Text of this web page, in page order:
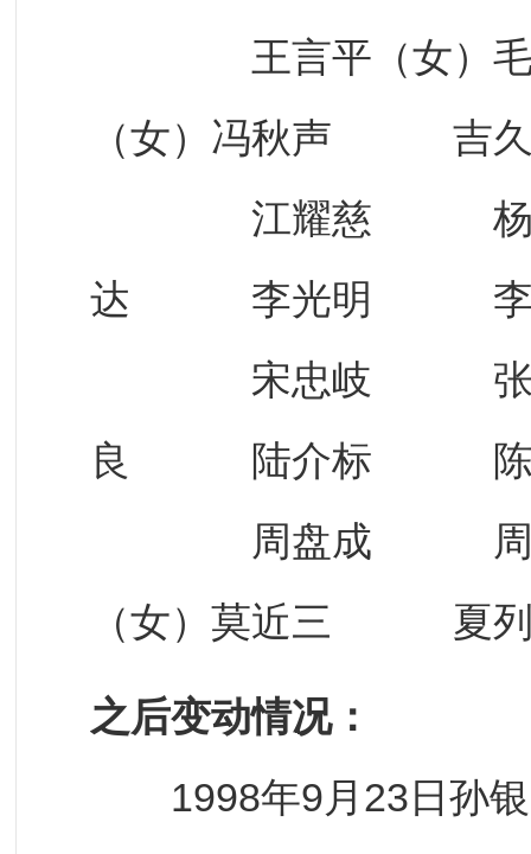
王言平（女）毛
（女）冯秋声
江耀慈 杨
达 李光明 李
宋忠岐 张明
良 陆介标 陈丽
周盘成 周
（女）莫近三
之后变动情况：
1998年9月23日孙银